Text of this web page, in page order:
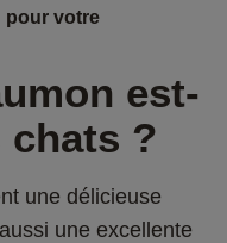
pour votre
est-
?
une délicieuse
une excellente